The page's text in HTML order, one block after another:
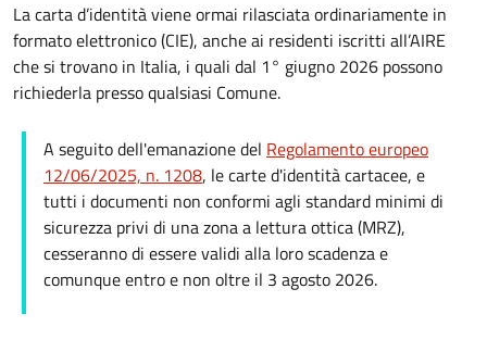
La carta d’identità viene ormai rilasciata ordinariamente in
formato elettronico (CIE), anche ai residenti iscritti all’AIRE
che si trovano in Italia, i quali dal 1° giugno 2026 possono
richiederla presso qualsiasi Comune.
A seguito dell'emanazione del Regolamento europeo
12/06/2025, n. 1208, le carte d'identità cartacee, e
tutti i documenti non conformi agli standard minimi di
sicurezza privi di una zona a lettura ottica (MRZ),
cesseranno di essere validi alla loro scadenza e
comunque entro e non oltre il 3 agosto 2026.